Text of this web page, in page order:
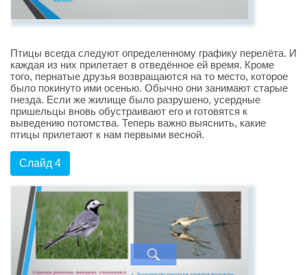
Птицы всегда следуют определенному графику перелёта. И
каждая из них прилетает в отведённое ей время. Кроме
того, пернатые друзья возвращаются на то место, которое
было покинуто ими осенью. Обычно они занимают старые
гнезда. Если же жилище было разрушено, усердные
пришельцы вновь обустраивают его и готовятся к
выведению потомства. Теперь важно выяснить, какие
птицы прилетают к нам первыми весной.
Слайд 4